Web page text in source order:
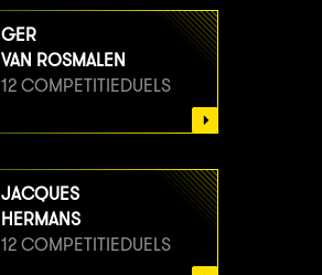
GER
VAN ROSMALEN
12 COMPETITIEDUELS
JACQUES
HERMANS
12 COMPETITIEDUELS